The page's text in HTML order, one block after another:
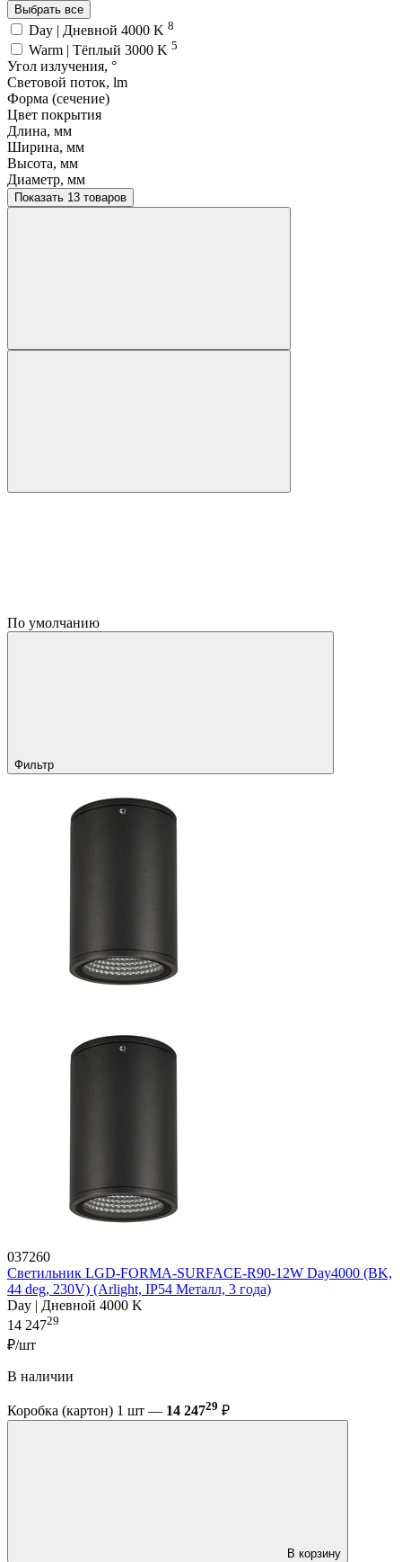
Выбрать все
Day | Дневной 4000 K 8
Warm | Тёплый 3000 K 5
Угол излучения, °
Световой поток, lm
Форма (сечение)
Цвет покрытия
Длина, мм
Ширина, мм
Высота, мм
Диаметр, мм
Показать 13 товаров
По умолчанию
Фильтр
037260
Светильник LGD-FORMA-SURFACE-R90-12W Day4000 (BK,
44 deg, 230V) (Arlight, IP54 Металл, 3 года)
Day | Дневной 4000 K
14 24729
₽/шт
В наличии
Коробка (картон) 1 шт — 14 24729 ₽
В корзину